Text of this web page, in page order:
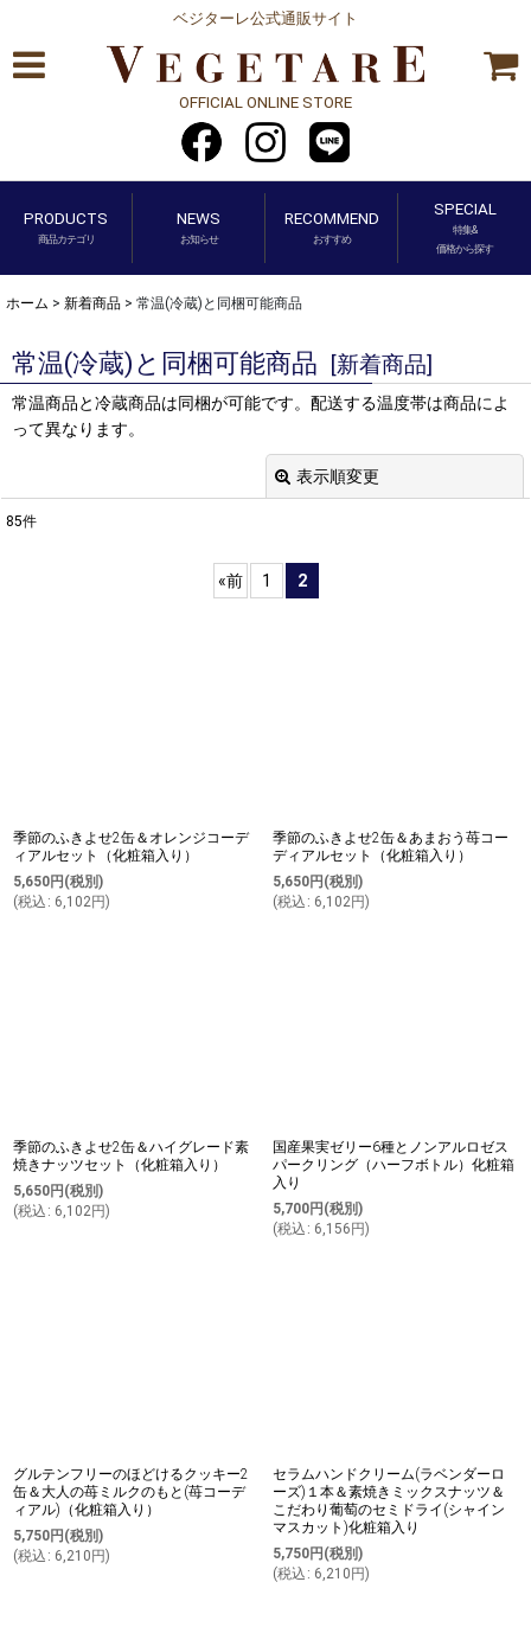
ベジターレ公式通販サイト
OFFICIAL ONLINE STORE
PRODUCTS
商品カテゴリ
NEWS
お知らせ
RECOMMEND
おすすめ
SPECIAL
特集&
価格から探す
ホーム > 新着商品 > 常温(冷蔵)と同梱可能商品
常温(冷蔵)と同梱可能商品 [新着商品]
常温商品と冷蔵商品は同梱が可能です。配送する温度帯は商品によ
って異なります。
表示順変更
85件
«前 1 2
季節のふきよせ2缶＆オレンジコーデ
ィアルセット（化粧箱入り）
5,650円 (税別)
(税込 : 6,102円)
季節のふきよせ2缶＆あまおう苺コー
ディアルセット（化粧箱入り）
5,650円 (税別)
(税込 : 6,102円)
季節のふきよせ2缶＆ハイグレード素
焼きナッツセット（化粧箱入り）
5,650円 (税別)
(税込 : 6,102円)
国産果実ゼリー6種とノンアルロゼス
パークリング（ハーフボトル）化粧箱
入り
5,700円 (税別)
(税込 : 6,156 円)
グルテンフリーのほどけるクッキー2
缶＆大人の苺ミルクのもと(苺コーデ
ィアル)（化粧箱入り）
5,750円 (税別)
(税込 : 6,210 円)
セラムハンドクリーム(ラベンダーロ
ーズ)１本＆素焼きミックスナッツ＆
こだわり葡萄のセミドライ(シャイン
マスカット)化粧箱入り
5,750円 (税別)
(税込 : 6,210 円)